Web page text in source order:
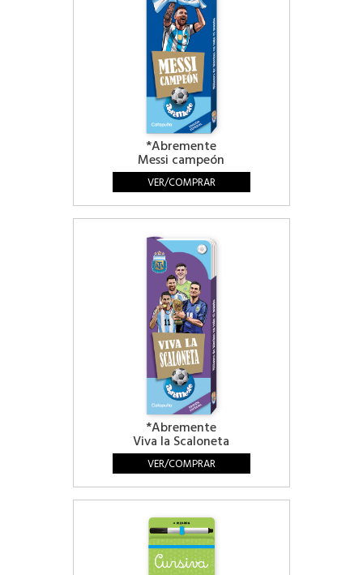
*Abremente
Messi campeón
VER/COMPRAR
*Abremente
Viva la Scaloneta
VER/COMPRAR